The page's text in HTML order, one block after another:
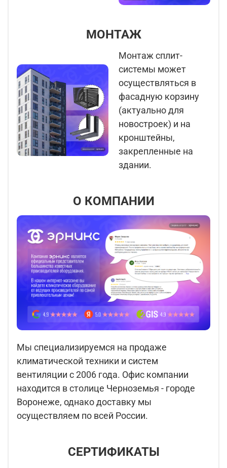
МОНТАЖ
Монтаж сплит-
системы может
осуществляться в
фасадную корзину
(актуально для
новостроек) и на
кронштейны,
закрепленные на
здании.
О КОМПАНИИ
Мы специализируемся на продаже
климатической техники и систем
вентиляции с 2006 года. Офис компании
находится в столице Черноземья - городе
Воронеже, однако доставку мы
осуществляем по всей России.
СЕРТИФИКАТЫ